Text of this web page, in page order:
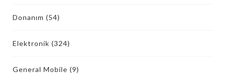
Donanım (54)
Elektronik (324)
General Mobile (9)